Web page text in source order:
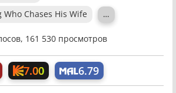
Chases His Wife
…
161 530 просмотров
7.00 6.79